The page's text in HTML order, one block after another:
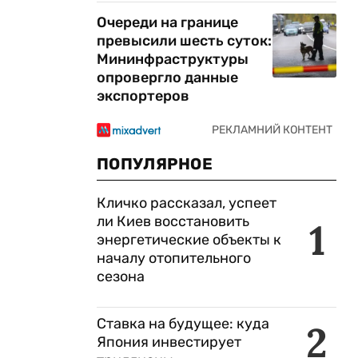
Очереди на границе
превысили шесть суток:
Мининфраструктуры
опровергло данные
экспортеров
ПОПУЛЯРНОЕ
1
Кличко рассказал, успеет
ли Киев восстановить
энергетические объекты к
началу отопительного
сезона
2
Ставка на будущее: куда
Япония инвестирует